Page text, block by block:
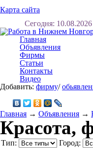
Карта сайта
Сегодня: 10.08.2026
Главная
Объявления
Фирмы
Статьи
Контакты
Видео
Добавить: фирму/
Главная → Объявления →
Красота,
Тип: Город: